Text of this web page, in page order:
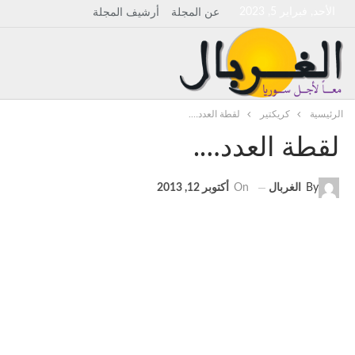
عن المجلة أرشيف المجلة
الرئيسية كريكتير لقطة العدد….
لقطة العدد….
By الغربال On أكتوبر 12, 2013